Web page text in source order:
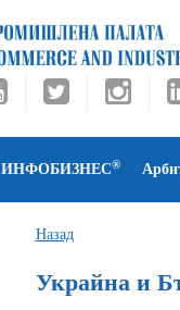
ИНФОБИЗНЕС®
Назад
Украйна и